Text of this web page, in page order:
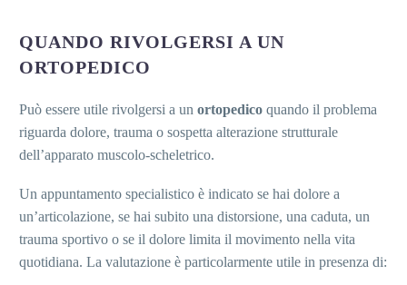
QUANDO RIVOLGERSI A UN
ORTOPEDICO
Può essere utile rivolgersi a un ortopedico quando il problema
riguarda dolore, trauma o sospetta alterazione strutturale
dell’apparato muscolo-scheletrico.
Un appuntamento specialistico è indicato se hai dolore a
un’articolazione, se hai subito una distorsione, una caduta, un
trauma sportivo o se il dolore limita il movimento nella vita
quotidiana. La valutazione è particolarmente utile in presenza di: